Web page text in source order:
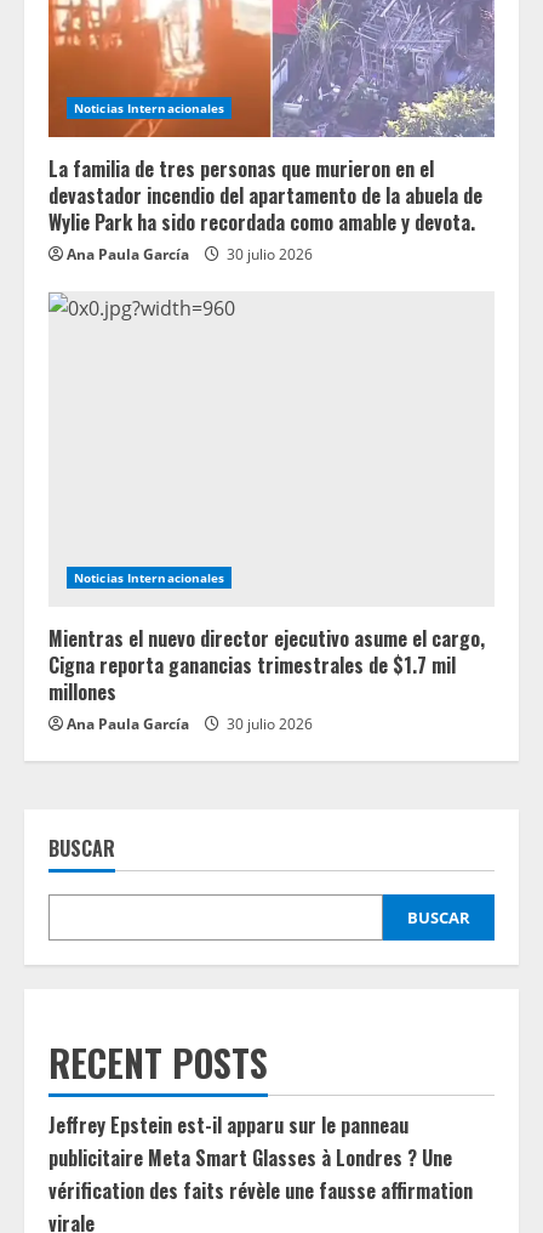
Noticias Internacionales
La familia de tres personas que murieron en el
devastador incendio del apartamento de la abuela de
Wylie Park ha sido recordada como amable y devota.
Ana Paula García 30 julio 2026
Noticias Internacionales
Mientras el nuevo director ejecutivo asume el cargo,
Cigna reporta ganancias trimestrales de $1.7 mil
millones
Ana Paula García 30 julio 2026
BUSCAR
BUSCAR
RECENT POSTS
Jeffrey Epstein est-il apparu sur le panneau
publicitaire Meta Smart Glasses à Londres ? Une
vérification des faits révèle une fausse affirmation
virale